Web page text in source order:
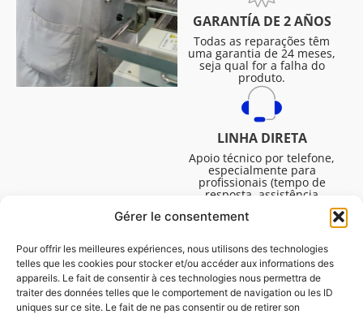
Gérer le consentement
Pour offrir les meilleures expériences, nous utilisons des technologies
telles que les cookies pour stocker et/ou accéder aux informations des
appareils. Le fait de consentir à ces technologies nous permettra de
traiter des données telles que le comportement de navigation ou les ID
uniques sur ce site. Le fait de ne pas consentir ou de retirer son
GARANTÍA DE 2 AÑOS
Todas as reparações têm
uma garantia de 24 meses,
seja qual for a falha do
produto.
LINHA DIRETA
Apoio técnico por telefone,
especialmente para
profissionais (tempo de
resposta, assistência
técnica, etc.). De segunda a
sexta-feira, das 08:30 às